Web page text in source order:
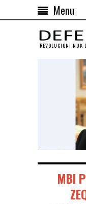
Menu
REVOLUCIONI NUK
MBI